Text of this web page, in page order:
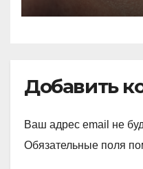
Добавить
Ваш адрес email не
Обязательные поля